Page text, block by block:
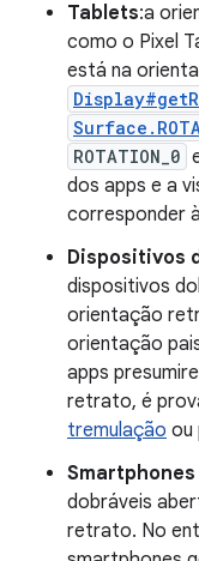
Tablets:a
como o Pixel
está na
ROTATION_0
dos apps e a
corresponder
Dispositivos
dispositivos
orientação
orientação
apps
retrato, é
tremulação ou
dobráveis
retrato. No